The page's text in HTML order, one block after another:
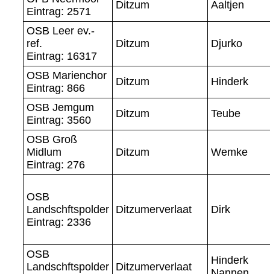
Eintrag: 2571
Ditzum Aaltjen
OSB Leer ev.-
ref.
Eintrag: 16317
Ditzum Djurko
OSB Marienchor
Eintrag: 866
Ditzum Hinderk
OSB Jemgum
Eintrag: 3560
Ditzum Teube
OSB Groß
Midlum
Eintrag: 276
Ditzum Wemke
OSB
Landschftspolder
Eintrag: 2336
Ditzumerverlaat Dirk
OSB
Landschftspolder
Ditzumerverlaat
Hinderk